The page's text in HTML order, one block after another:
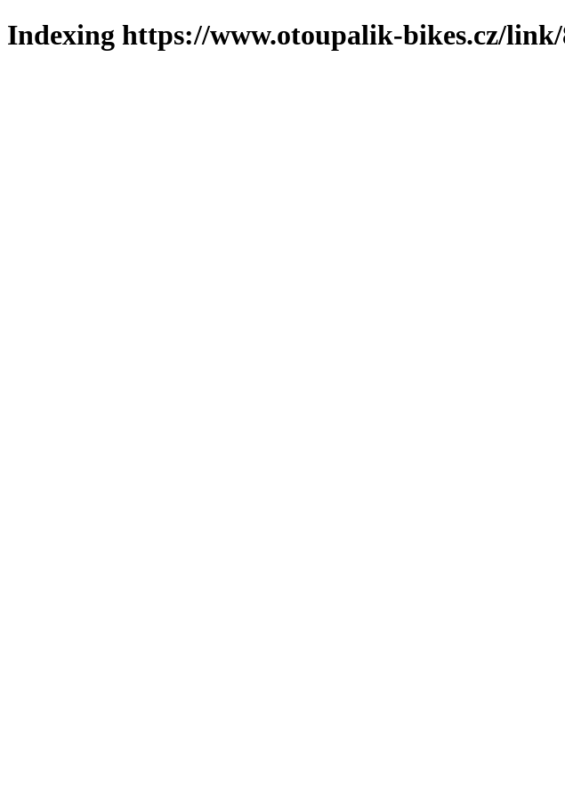
Indexing https://www.otoupalik-bikes.cz/link/